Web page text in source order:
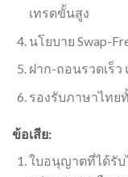
เทรดขั้นสูง
นโยบาย Swap-
ฝาก-ถอนรวดเร็
รองรับภาษาไทย
ข้อเสีย:
ใบอนุญาตที่ได้รั